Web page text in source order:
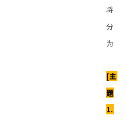
将
分
为
[主
题
1.